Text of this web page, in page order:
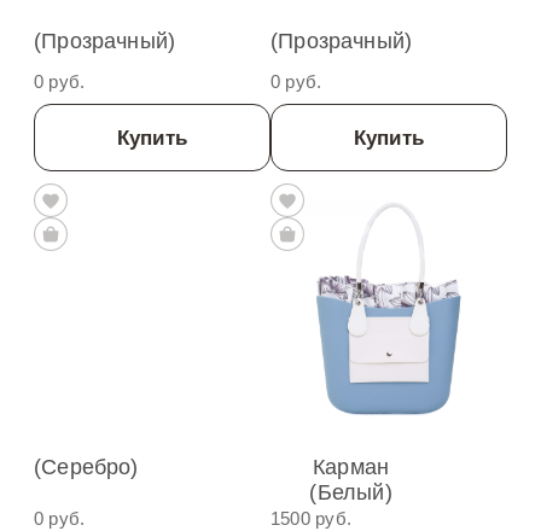
(прозрачный)
0 руб.
Купить
(прозрачный)
0 руб.
Купить
(Серебро)
0 руб.
Карман
(Белый)
1500 руб.